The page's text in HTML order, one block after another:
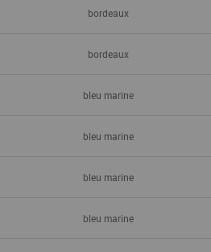
bordeaux
bordeaux
bleu marine
bleu marine
bleu marine
bleu marine